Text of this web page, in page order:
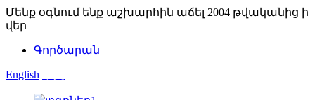
Մենք օգնում ենք աշխարհին աճել 2004 թվականից ի
վեր
Գործարան
English